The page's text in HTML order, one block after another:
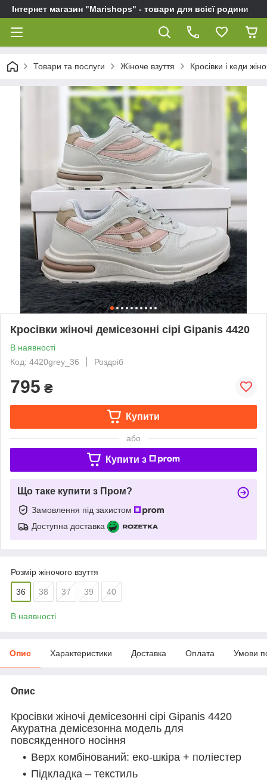
Інтернет магазин "Marishops" - товари для всієї родини
Товари та послуги Жіноче взуття Кросівки і кеди
Кросівки жіночі демісезонні сірі Gipanis 4420
В наявності
Код: 4420grey_36
Роздріб
795 ₴
Купити
або
Купити з
Що таке купити з Пром?
Замовлення під захистом
Доступна доставка
Розмір жіночого взуття
36 38 37 39 40
В наявності
Опис Характеристики Доставка Оплата Умови
Опис
Кросівки жіночі демісезонні сірі Gipanis 4420
Акуратна демісезонна модель для
повсякденного носіння
Верх комбінований: еко-шкіра + поліестер
Підкладка – текстиль